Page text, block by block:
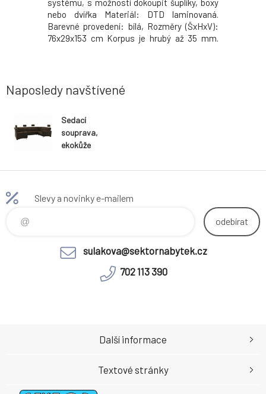
systému, s možností dokoupit šuplíky, boxy
nebo dvířka Materiál: DTD laminovaná.
Barevné provedení: bílá, Rozměry (ŠxHxV):
76x29x153 cm Korpus je hrubý až 35 mm.
27kg
Naposledy navštívené
Sedací
souprava,
ekokůže
hnědá,
VELKÝ
Slevy a novinky e-mailem
odebírat
sulakova@sektornabytek.cz
702 113 390
Další informace
Textové stránky